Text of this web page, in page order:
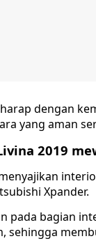
dengan
yang aman
2019
Xpander.
pada bagian
sehingga